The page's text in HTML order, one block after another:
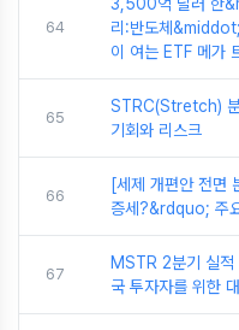
64
3,500억 달러 한
리:반도체
이 여는 ETF 메가
65
STRC(Stretch) 분
기회와 리스크
66
[세제 개편안 전
증세?&rdquo; 주
67
MSTR 2분기 실적
국 투자자를 위한